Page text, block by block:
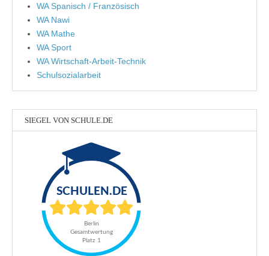
WA Spanisch / Französisch
WA Nawi
WA Mathe
WA Sport
WA Wirtschaft-Arbeit-Technik
Schulsozialarbeit
SIEGEL VON SCHULE.DE